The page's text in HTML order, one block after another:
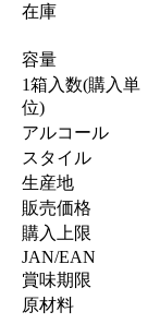
在庫
容量
1箱入数(購入単
位)
アルコール
スタイル
生産地
販売価格
購入上限
JAN/EAN
賞味期限
原材料